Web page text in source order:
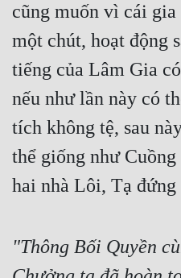
cũng muốn vì cái
một chút, hoạt động
tiếng của Lâm Gia
nếu như lần này có
tích không tệ, sau
thể giống như
hai nhà Lôi, Tạ đứng
"Thông Bối Quyền